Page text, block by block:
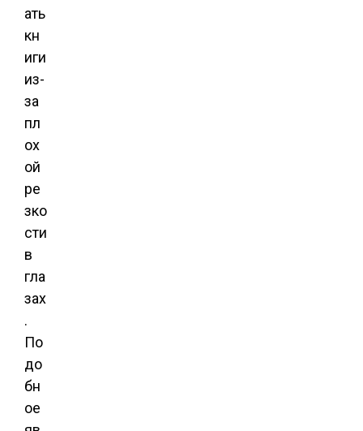
ать
кн
иги
из-
за
пл
ох
ой
ре
зко
сти
в
гла
зах
.
По
до
бн
ое